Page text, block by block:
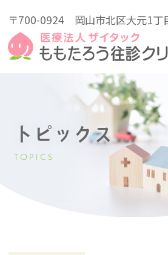
〒700-0924 岡山市北区大元1丁
トピックス
TOPICS